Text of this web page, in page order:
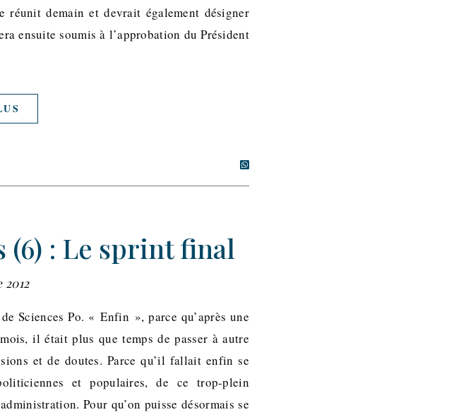
réunit demain et devrait également désigner
ensuite soumis à l’approbation du Président
(6) : Le sprint final
2012
Sciences Po. « Enfin », parce qu’après une
il était plus que temps de passer à autre
et de doutes. Parce qu’il fallait enfin se
et populaires, de ce trop-plein
Pour qu’on puisse désormais se